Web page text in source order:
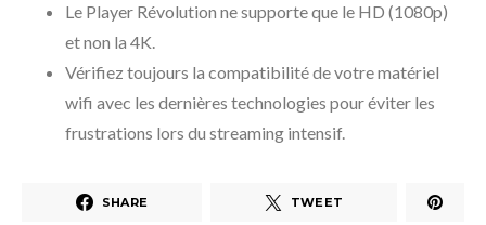
Le Player Révolution ne supporte que le HD (1080p)
et non la 4K.
Vérifiez toujours la compatibilité de votre matériel
wifi avec les dernières technologies pour éviter les
frustrations lors du streaming intensif.
SHARE TWEET